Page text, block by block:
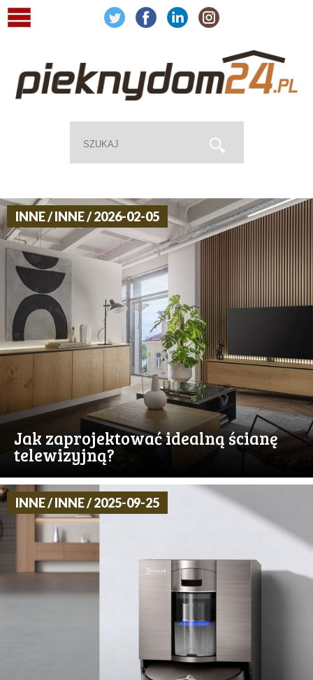
INNE / INNE / 2026-02-05
Jak zaprojektować idealną ścianę
telewizyjną?
INNE / INNE / 2025-09-25